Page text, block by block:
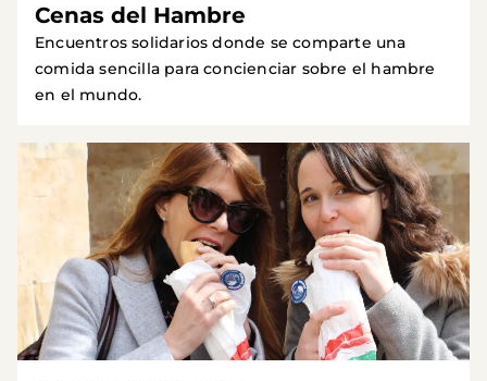
Cenas del Hambre
Encuentros solidarios donde se comparte una
comida sencilla para concienciar sobre el hambre
en el mundo.